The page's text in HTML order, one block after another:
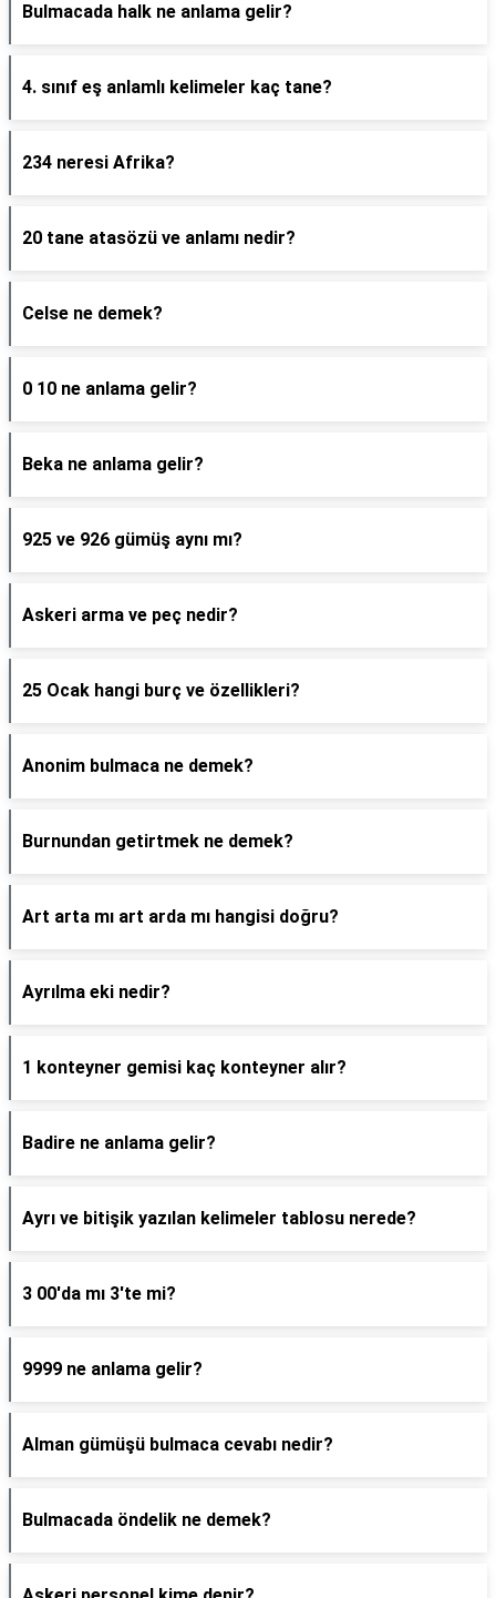
Bulmacada halk ne anlama gelir?
4. sınıf eş anlamlı kelimeler kaç tane?
234 neresi Afrika?
20 tane atasözü ve anlamı nedir?
Celse ne demek?
0 10 ne anlama gelir?
Beka ne anlama gelir?
925 ve 926 gümüş aynı mı?
Askeri arma ve peç nedir?
25 Ocak hangi burç ve özellikleri?
Anonim bulmaca ne demek?
Burnundan getirtmek ne demek?
Art arta mı art arda mı hangisi doğru?
Ayrılma eki nedir?
1 konteyner gemisi kaç konteyner alır?
Badire ne anlama gelir?
Ayrı ve bitişik yazılan kelimeler tablosu nerede?
3 00'da mı 3'te mi?
9999 ne anlama gelir?
Alman gümüşü bulmaca cevabı nedir?
Bulmacada öndelik ne demek?